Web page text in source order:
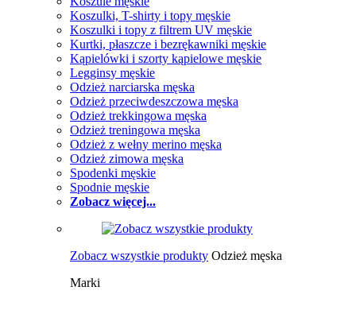
Koszulki, T-shirty i topy męskie
Koszulki i topy z filtrem UV męskie
Kurtki, płaszcze i bezrękawniki męskie
Kąpielówki i szorty kąpielowe męskie
Legginsy męskie
Odzież narciarska męska
Odzież przeciwdeszczowa męska
Odzież trekkingowa męska
Odzież treningowa męska
Odzież z wełny merino męska
Odzież zimowa męska
Spodenki męskie
Spodnie męskie
Zobacz więcej...
Zobacz wszystkie produkty Odzież męska
Marki